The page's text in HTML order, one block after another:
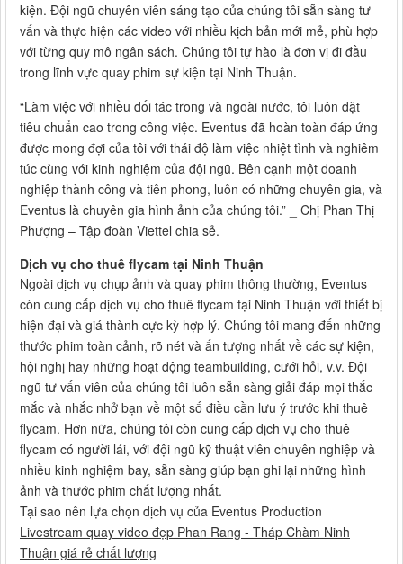
kiện. Đội ngũ chuyên viên sáng tạo của chúng tôi sẵn sàng tư
vấn và thực hiện các video với nhiều kịch bản mới mẻ, phù hợp
với từng quy mô ngân sách. Chúng tôi tự hào là đơn vị đi đầu
trong lĩnh vực quay phim sự kiện tại Ninh Thuận.
“Làm việc với nhiều đối tác trong và ngoài nước, tôi luôn đặt
tiêu chuẩn cao trong công việc. Eventus đã hoàn toàn đáp ứng
được mong đợi của tôi với thái độ làm việc nhiệt tình và nghiêm
túc cùng với kinh nghiệm của đội ngũ. Bên cạnh một doanh
nghiệp thành công và tiên phong, luôn có những chuyên gia, và
Eventus là chuyên gia hình ảnh của chúng tôi.” _ Chị Phan Thị
Phượng – Tập đoàn Viettel chia sẻ.
Dịch vụ cho thuê flycam tại Ninh Thuận
Ngoài dịch vụ chụp ảnh và quay phim thông thường, Eventus
còn cung cấp dịch vụ cho thuê flycam tại Ninh Thuận với thiết bị
hiện đại và giá thành cực kỳ hợp lý. Chúng tôi mang đến những
thước phim toàn cảnh, rõ nét và ấn tượng nhất về các sự kiện,
hội nghị hay những hoạt động teambuilding, cưới hỏi, v.v. Đội
ngũ tư vấn viên của chúng tôi luôn sẵn sàng giải đáp mọi thắc
mắc và nhắc nhở bạn về một số điều cần lưu ý trước khi thuê
flycam. Hơn nữa, chúng tôi còn cung cấp dịch vụ cho thuê
flycam có người lái, với đội ngũ kỹ thuật viên chuyên nghiệp và
nhiều kinh nghiệm bay, sẵn sàng giúp bạn ghi lại những hình
ảnh và thước phim chất lượng nhất.
Tại sao nên lựa chọn dịch vụ của Eventus Production
Livestream quay video đẹp Phan Rang - Tháp Chàm Ninh
Thuận giá rẻ chất lượng